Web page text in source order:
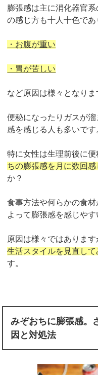
膨張感は主に消化器官
の感じ方も十人十色であ
・お腹が重い
・胃が苦しい
など原因は様々となりま
便秘になったりガスが
感を感じる人も多いです
特に女性は生理前後に
ちの膨張感を月に数回
か？
食事方法や何らかの食
よって膨張感を感じやす
原因は様々ではありま
生活スタイルを見直して
す。
みぞおちに膨張感。
因と対処法